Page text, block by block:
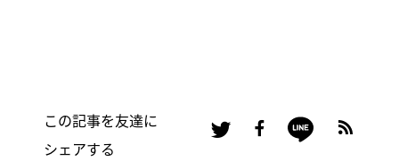
この記事を友達に
シェアする